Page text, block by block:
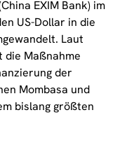
EXIM Bank) im
US-Dollar in die
Laut
Maßnahme
der
Mombasa und
bislang größten